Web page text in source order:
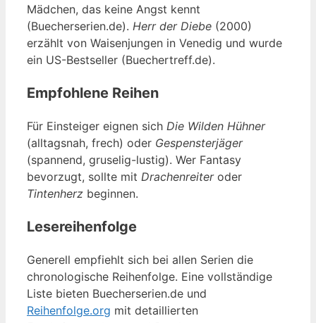
Mädchen, das keine Angst kennt
(Buecherserien.de). Herr der Diebe (2000)
erzählt von Waisenjungen in Venedig und wurde
ein US-Bestseller (Buechertreff.de).
Empfohlene Reihen
Für Einsteiger eignen sich Die Wilden Hühner
(alltagsnah, frech) oder Gespensterjäger
(spannend, gruselig-lustig). Wer Fantasy
bevorzugt, sollte mit Drachenreiteroder
Tintenherz beginnen.
Lesereihenfolge
Generell empfiehlt sich bei allen Serien die
chronologische Reihenfolge. Eine vollständige
Liste bieten Buecherserien.de und
Reihenfolge.org mit detaillierten